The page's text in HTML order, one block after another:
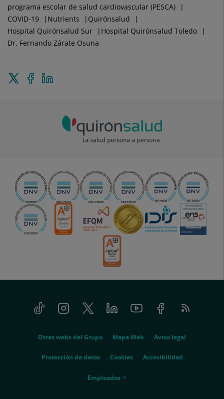
programa escolar de salud cardiovascular (PESCA)
COVID-19
Nutrients
Quirónsalud
Hospital Quirónsalud Sur
Hospital Quirónsalud Toledo
Dr. Fernando Zárate Osuna
Enviar
Compartir
Tiktok InstagramTwitter LinkedinYoutube FacebookFeed
RSS
Otras webs del Grupo Mapa Web Aviso legal
Protección de datos Cookies Accesibilidad
empleados
Empleados